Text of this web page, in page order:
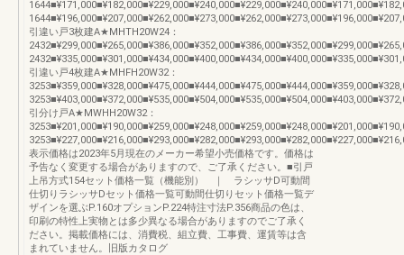
引違い戸3枚建A★MHTH20W24：
引違い戸4枚建A★MHFH20W32：
引分け戸A★MWHH20W32：
表示価格は2023年5月現在のメーカー希望小売価格です。価格は
予告なく変更する場合がありますので、ご了承ください。■引戸
上吊方式154セット価格一覧（機能別） ｜ ラシッサD可動間
仕切りラシッサDセット価格一覧可動間仕切りセット価格一覧デ
ザインを選ぶP.160オプションP.224特注寸法P.356商品の色は、
印刷の特性上実物とは多少異なる場合がありますのでご了承く
ださい。掲載価格には、消費税、組立費、工事費、運賃等は含
まれていません。旧版カタログ